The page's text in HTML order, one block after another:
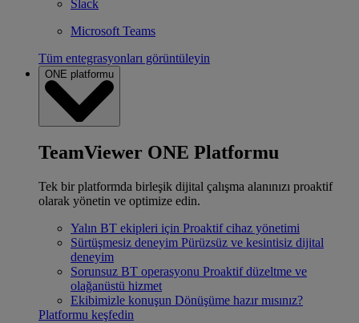
Slack
Microsoft Teams
Tüm entegrasyonları görüntüleyin
ONE platformu
TeamViewer ONE Platformu
Tek bir platformda birleşik dijital çalışma alanınızı proaktif
olarak yönetin ve optimize edin.
Yalın BT ekipleri için Proaktif cihaz yönetimi
Sürtüşmesiz deneyim Pürüzsüz ve kesintisiz dijital
deneyim
Sorunsuz BT operasyonu Proaktif düzeltme ve
olağanüstü hizmet
Ekibimizle konuşun Dönüşüme hazır mısınız?
Platformu keşfedin